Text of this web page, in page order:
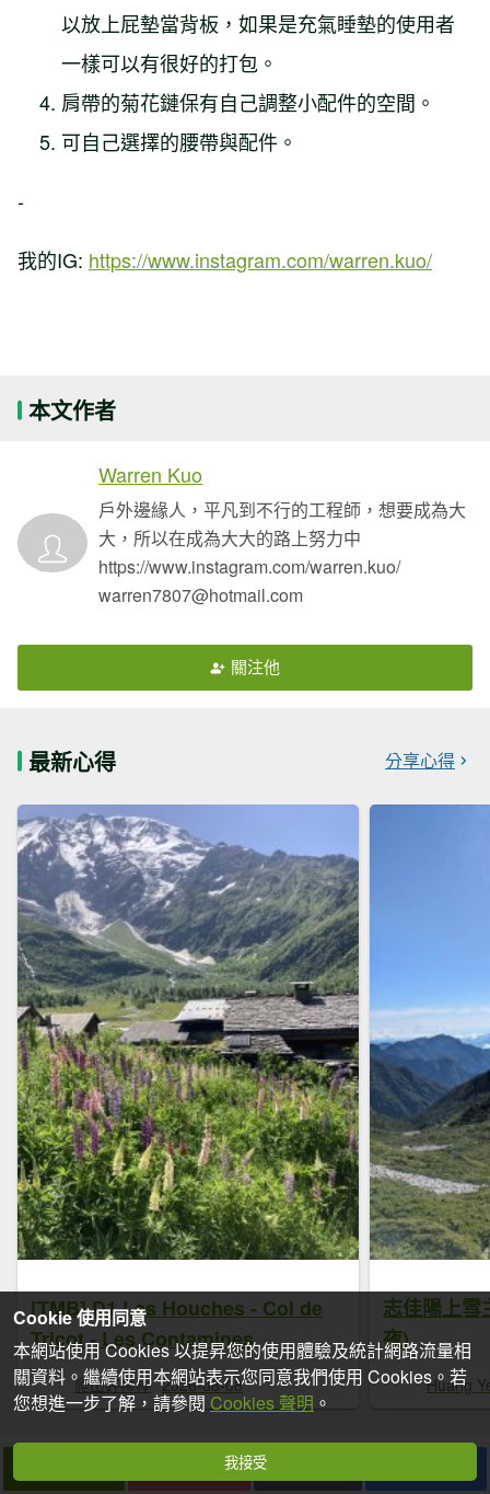
以放上屁墊當背板，如果是充氣睡墊的使用者
一樣可以有很好的打包。
肩帶的菊花鏈保有自己調整小配件的空間。
可自己選擇的腰帶與配件。
-
我的IG: https://www.instagram.com/warren.kuo/
本文作者
Warren Kuo
戶外邊緣人，平凡到不行的工程師，想要成為大
大，所以在成為大大的路上努力中
https://www.instagram.com/warren.kuo/
warren7807@hotmail.com
關注他
最新心得 分享心得
[TMB] D1 Les Houches - Col de
Tricot - Les Contamines
爬山好棒棒 2026-08-08
志佳陽上雪
夜)
Huang
Cookie 使用同意
本網站使用 Cookies 以提昇您的使用體驗及統計網路流量相
關資料。繼續使用本網站表示您同意我們使用 Cookies。若
您想進一步了解，請參閱 Cookies 聲明 。
我接受